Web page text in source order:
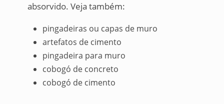
absorvido. Veja também:
pingadeiras ou capas de muro
artefatos de cimento
pingadeira para muro
cobogó de concreto
cobogó de cimento